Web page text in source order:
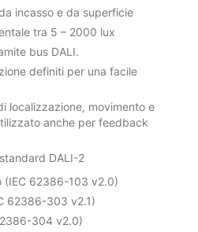
incasso e da superficie
tra 5 – 2000 lux
bus DALI.
definiti per una facile
localizzazione, movimento e
anche per feedback
DALI-2
(IEC 62386-103 v2.0)
62386-303 v2.1)
304 v2.0)